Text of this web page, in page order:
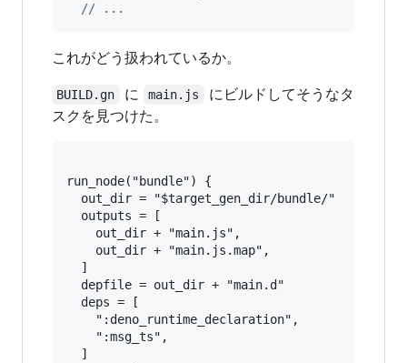
// ...
これがどう扱われているか。
BUILD.gn に main.js
にビルドしてそうなタ
スクを見つけた。
run_node("bundle") {
  out_dir = "$target_gen_dir/bundle/"
  outputs = [
    out_dir + "main.js",
    out_dir + "main.js.map",
  ]
  depfile = out_dir + "main.d"
  deps = [
    ":deno_runtime_declaration",
    ":msg_ts",
  ]